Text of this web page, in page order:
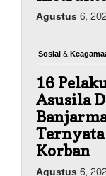
Agustus 6,
Sosial &
16
Asusila
Ternyata
Korban
Agustus 6,